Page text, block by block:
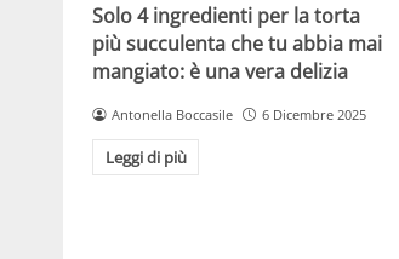
Solo 4 ingredienti per la torta
più succulenta che tu abbia mai
mangiato: è una vera delizia
Antonella Boccasile 6 Dicembre 2025
Leggi di più